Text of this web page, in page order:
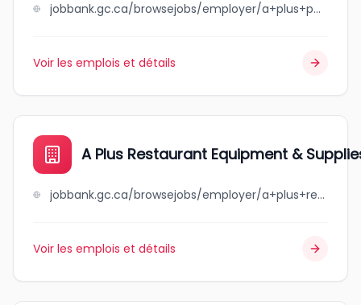
jobbank.gc.ca/browsejobs/employer/a+plus+physiotherapy+and+wellness+centre/ca
Voir les emplois et détails
A Plus Restaurant Equipment &
jobbank.gc.ca/browsejobs/employer/a+plus+restaurant+equipment+%26+supplies/ca
Voir les emplois et détails